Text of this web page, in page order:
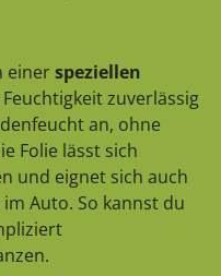
einerspeziellen
zuverlässig
an, ohne
Folie lässt sich
und eignet sich auch
Auto. So kannst du